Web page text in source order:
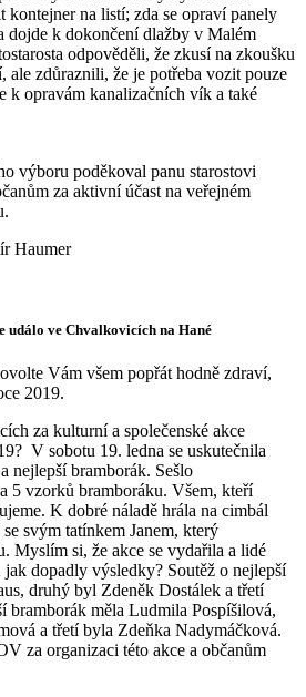
kontejner na listí; zda se opraví panely
dojde k dokončení dlažby v Malém
odpověděli, že zkusí na zkoušku
ale zdůraznili, že je potřeba vozit pouze
k opravám kanalizačních vík a také
výboru poděkoval panu starostovi
za aktivní účast na veřejném
Haumer
událo ve Chvalkovicích na Hané
Vám všem popřát hodně zdraví,
2019.
za kulturní a společenské akce
V sobotu 19. ledna se uskutečnila
nejlepší bramborák. Sešlo
5 vzorků bramboráku. Všem, kteří
K dobré náladě hrála na cimbál
svým tatínkem Janem, který
Myslím si, že akce se vydařila a lidé
dopadly výsledky? Soutěž o nejlepší
druhý byl Zdeněk Dostálek a třetí
bramborák měla Ludmila Pospíšilová,
a třetí byla Zdeňka Nadymáčková.
za organizaci této akce a občanům